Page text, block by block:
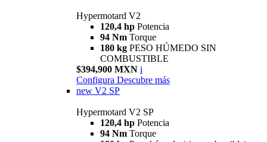
Hypermotard V2
120,4 hp Potencia
94 Nm Torque
180 kg PESO HÚMEDO SIN
COMBUSTIBLE
$394,900 MXN i
Configura Descubre más
new V2 SP
Hypermotard V2 SP
120,4 hp Potencia
94 Nm Torque